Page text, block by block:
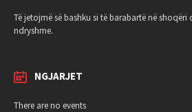
Të jetojmë së bashku si të barabartë në
ndryshme.
NGJARJET
There are no events